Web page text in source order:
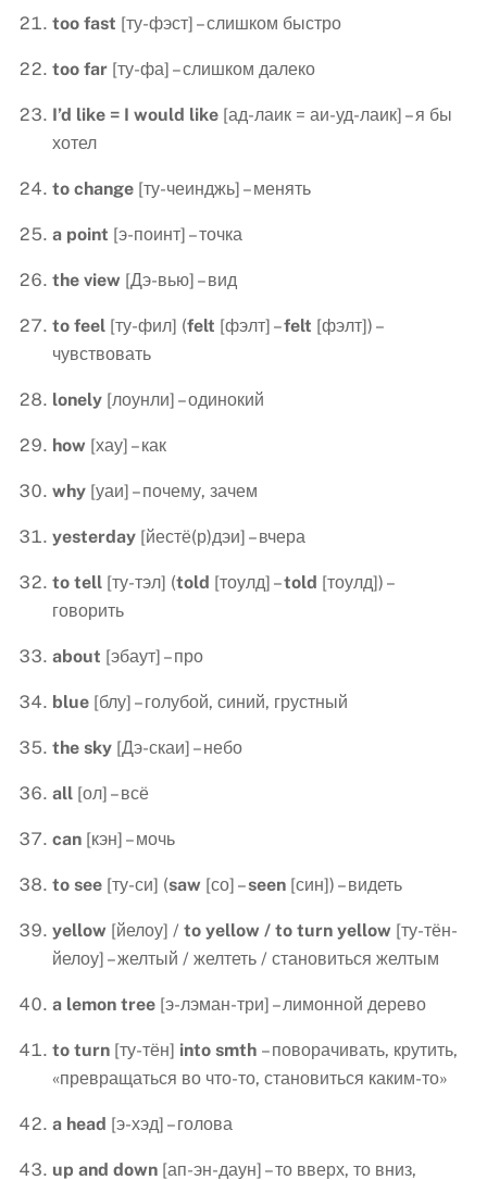
too fast [ту-фэст] – слишком быстро
too far [ту-фа] – слишком далеко
I’d like = I would like [ад-лаик = аи-уд-лаик] – я бы
хотел
to change [ту-чеинджь] – менять
a point [э-поинт] – точка
the view [Дэ-вью] – вид
to feel [ту-фил] (felt [фэлт] –felt [фэлт]) –
чувствовать
lonely [лоунли] – одинокий
how [хау] – как
why [уаи] – почему, зачем
yesterday [йестё(р)дэи] – вчера
to tell [ту-тэл] (told [тоулд] –told [тоулд]) –
говорить
about [эбаут] – про
blue [блу] – голубой, синий, грустный
the sky [Дэ-скаи] – небо
all [ол] – всё
can [кэн] – мочь
to see [ту-си] (saw [со] –seen [син]) – видеть
yellow [йелоу] / to yellow / to turn yellow [ту-тён-
йелоу] – желтый / желтеть / становиться желтым
a lemon tree [э-лэман-три] – лимонной дерево
to turn [ту-тён] into smth – поворачивать, крутить,
«превращаться во что-то, становиться каким-то»
a head [э-хэд] – голова
up and down [ап-эн-даун] – то вверх, то вниз,